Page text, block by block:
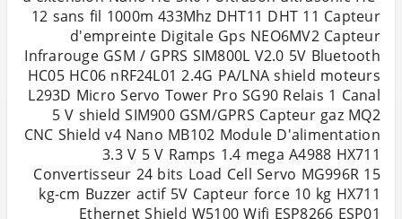
12 sans fil 1000m 433Mhz DHT11 DHT 11 Capteur
d'empreinte Digitale Gps NEO6MV2 Capteur
Infrarouge GSM / GPRS SIM800L V2.0 5V Bluetooth
HC05 HC06 nRF24L01 2.4G PA/LNA shield moteurs
L293D Micro Servo Tower Pro SG90 Relais 1 Canal
5 V shield SIM900 GSM/GPRS Capteur gaz MQ2
CNC Shield v4 Nano MB102 Module D'alimentation
3.3 V 5 V Ramps 1.4 mega A4988 HX711
Convertisseur 24 bits Load Cell Servo MG996R 15
kg-cm Buzzer actif 5V Capteur force 10 kg HX711